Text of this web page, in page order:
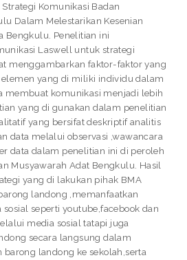
Komunikasi Badan
Dalam Melestarikan Kesenian
Bengkulu. Penelitian ini
Laswell untuk strategi
menggambarkan faktor-faktor yang
yang di miliki individu dalam
membuat komunikasi menjadi lebih
yang di gunakan dalam penelitian
yang bersifat deskriptif analitis
data melalui observasi ,wawancara
data dalam penelitian ini di peroleh
Musyawarah Adat Bengkulu. Hasil
yang di lakukan pihak BMA
landong ,memanfaatkan
seperti youtube,facebook dan
media sosial tatapi juga
secara langsung dalam
barong landong ke sekolah,serta